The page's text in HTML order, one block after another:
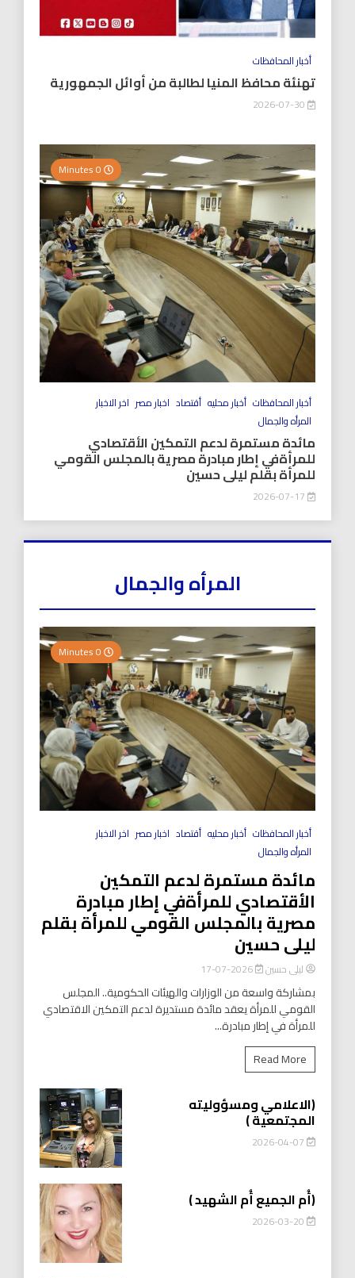
أخبار المحافظات
تهنئة محافظ المنيا لطالبة من أوائل الجمهورية
أخبار المحافظات أخبار محليه أقتصاد اخبار مصر اخر الاخبار
المرأه والجمال
مائدة مستمرة لدعم التمكين الأقتصادي
للمرأةفي إطار مبادرة مصرية بالمجلس القومي
للمرأة بقلم ليلى حسين
المرأه والجمال
أخبار المحافظات أخبار محليه أقتصاد اخبار مصر اخر الاخبار
المرأه والجمال
مائدة مستمرة لدعم التمكين
الأقتصادي للمرأةفي إطار مبادرة
مصرية بالمجلس القومي للمرأة بقلم
ليلى حسين
ليلى حسين 2026-07-17
بمشاركة واسعة من الوزارات والهيئات الحكومية.. المجلس
القومي للمرأة يعقد مائدة مستديرة لدعم التمكين الاقتصادي
للمرأة في إطار مبادرة...
Read More
(الاعلامي ومسؤوليته
المجتمعية )
2026-04-07
(أُم الجميع أُم الشهيد )
2026-03-20